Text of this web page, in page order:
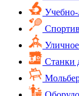
Учебно-
Cтанки